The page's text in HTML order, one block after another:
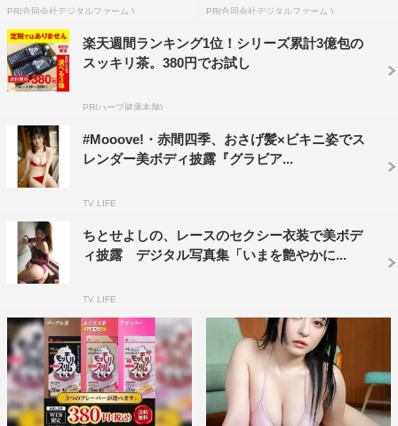
PR(合同会社デジタルファーム ) PR(合同会社デジタルファーム )
楽天週間ランキング1位！シリーズ累計3億包の
スッキリ茶。380円でお試し
PR(ハーブ健康本舗)
#Mooove!・赤間四季、おさげ髪×ビキニ姿でス
レンダー美ボディ披露『グラビア...
TV LIFE
ちとせよしの、レースのセクシー衣装で美ボデ
ィ披露 デジタル写真集「いまを艶やかに...
TV LIFE